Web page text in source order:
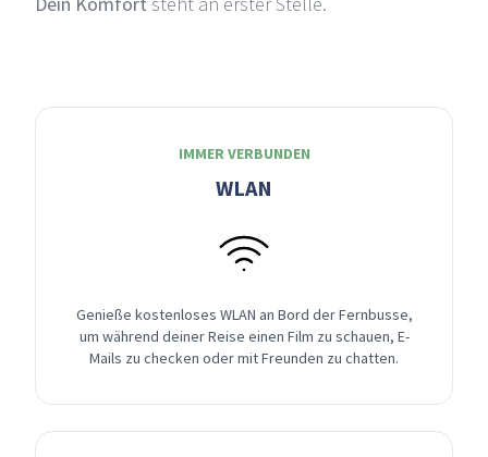
IMMER VERBUNDEN
WLAN
Genieße kostenloses WLAN an Bord der Fernbusse,
um während deiner Reise einen Film zu schauen, E-
Mails zu checken oder mit Freunden zu chatten.